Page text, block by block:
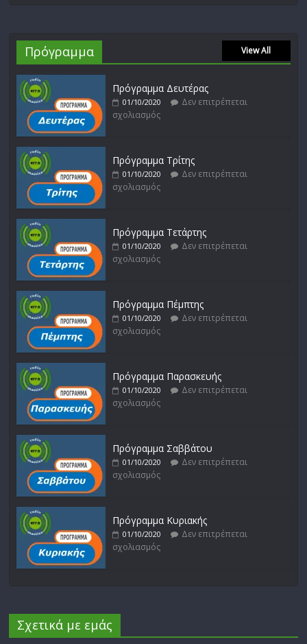
Πρόγραμμα View All
Πρόγραμμα Δευτέρας
01/10/2020
Δεν επιτρέπεται
σχολιασμός
Πρόγραμμα Τρίτης
01/10/2020
Δεν επιτρέπεται
σχολιασμός
Πρόγραμμα Τετάρτης
01/10/2020
Δεν επιτρέπεται
σχολιασμός
Πρόγραμμα Πέμπτης
01/10/2020
Δεν επιτρέπεται
σχολιασμός
Πρόγραμμα Παρασκευής
01/10/2020
Δεν επιτρέπεται
σχολιασμός
Πρόγραμμα Σαββάτου
01/10/2020
Δεν επιτρέπεται
σχολιασμός
Πρόγραμμα Κυριακής
01/10/2020
Δεν επιτρέπεται
σχολιασμός
Σχετικά με εμάς